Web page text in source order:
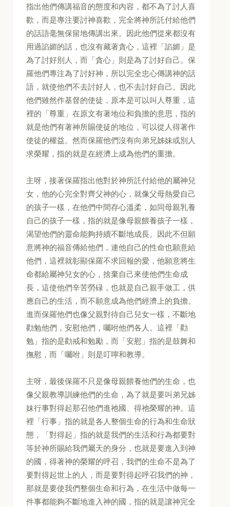
指出他們傳講福音的態度和內容，都不為了討人喜
歡，而是專注要討神喜歡，完全將神所託付給他們
的話語毫無保留地傳講出來。因此他們從來都沒有
用過諂媚的話，也沒有藏著貪心，這裡「諂媚」是
為了討好別人，而「貪心」則是為了討好自己。保
羅他們專注為了討好神，所以完全忠心傳講神的話
語，就使他們不去討好人，也不去討好自己。因此
他們雖然作基督的使徒，原本是可以叫人尊重，這
裡的「尊重」在原文有著地位和負擔的意思，指的
就是他們有著神所賜使徒的地位，可以從人得著作
使徒的權益。然而保羅他們沒有向弟兄姊妹或別人
求榮耀，指的就是在經濟上成為他們的重擔。
主呀，接著保羅指出他對於神所託付給他的屬神兒
女，他的心完全對齊父神的心，就像父母熱愛自己
的孩子一樣，在他們中間存心溫柔，如同母親乳養
自己的孩子一樣，指的就是像母親餵養孩子一樣，
渴望他們的靈命能夠持續不斷地成長。因此不但願
意將神的福音傳給他們，連他自己的性命也願意給
他們，這裡就彰顯保羅不求回報的愛，他願意將生
命都給屬神兒女的心，捨棄自己來使他們生命成
長，這使他們辛苦勞碌，也就是自己親手做工，供
應自己的生活，而不願意成為他們經濟上的負擔。
進而保羅他們也像父親對待自己兒女一樣，不斷地
勸勉他們，安慰他們，囑咐他們各人。這裡「勸
勉」指的是勸戒和勉勵，而「安慰」指的是鼓舞和
撫慰，而「囑咐」則是叮嚀和教導。
主呀，最後保羅不只是像母親餵養他們的生命，也
像父親教導訓練他們的生命，為了就是要叫弟兄姊
妹行事對得起那召他們進祂國、得祂榮耀的神。這
裡「行事」指的就是各人整個生命的行為和生命狀
態，「對得起」指的就是我們的生活和行為都要對
等於神所賜給我們屬天的身分，也就是要進入到神
的國，得著神的榮耀的呼召，我們的生命不是為了
要對得起世上的人，而是要對得起呼召我們的神，
那就是要使我們整個生命和行為，在生活中做每一
件事都能夠不斷地進入神的國，指的就是讓神完全